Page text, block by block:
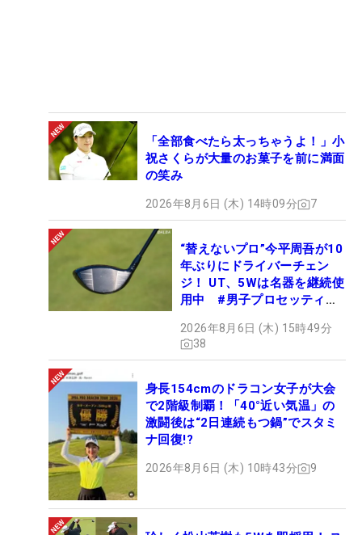
「全部食べたら太っちゃうよ！」小
祝さくらが大量のお菓子を前に満面
の笑み
2026年8月6日 (木) 14時09分 7
“替えないプロ”今平周吾が10
年ぶりにドライバーチェン
ジ！ UT、5Wは名器を継続使
用中 #男子プロセッティン
2026年8月6日 (木) 15時49分
38
身長154cmのドラコン女子が大会
で2階級制覇！「40°近い気温」の
激闘後は“2日連続もつ鍋”でスタミ
ナ回復!?
2026年8月6日 (木) 10時43分 9